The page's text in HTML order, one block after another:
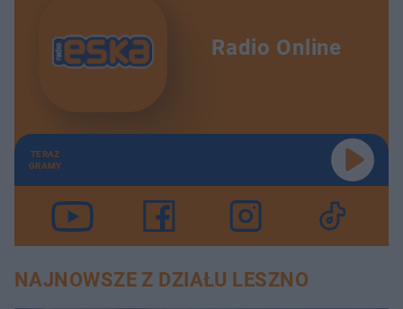
Radio Online
TERAZ
GRAMY
NAJNOWSZE Z DZIAŁU LESZNO